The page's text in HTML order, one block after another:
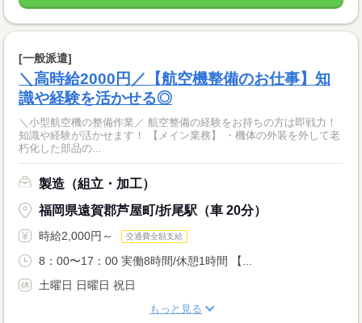
[一般派遣]
＼高時給2000円／【航空機整備のお仕事】知
識や経験を活かせる◎
＼小型航空機の整備作業／ 航空整備の経験をお持ちの方は即戦力！
知識や経験が活かせます！ 【メイン業務】 ・機体の外装を外して老
朽化した部品の...
製造（組立・加工）
福岡県遠賀郡芦屋町/折尾駅（車 20分）
時給2,000円～ 交通費全額支給
8：00〜17：00 実働8時間/休憩1時間 【...
土曜日 日曜日 祝日
もっと見る